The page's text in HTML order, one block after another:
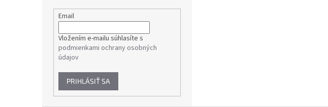
Email
Vložením e-mailu súhlasíte s
podmienkami ochrany osobných
údajov
PRIHLÁSIŤ SA